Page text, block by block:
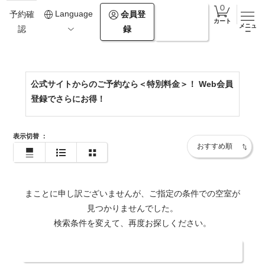
予約確
認
Language
会員登
録
カート
メニュ
ー
0138-67-2964
https://www.onuma-epuy.com/
公式サイトからのご予約なら＜特別料金＞！ Web会員
登録でさらにお得！
表示切替 ：
まことに申し訳ございませんが、ご指定の条件での空室が
見つかりませんでした。
検索条件を変えて、再度お探しください。